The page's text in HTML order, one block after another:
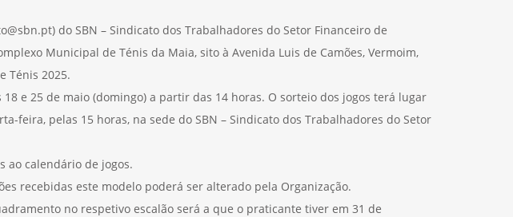
do SBN – Sindicato dos Trabalhadores do Setor Financeiro de
Municipal de Ténis da Maia, sito à Avenida Luis de Camões, Vermoim,
Ténis 2025.
18 e 25 de maio (domingo) a partir das 14 horas. O sorteio dos jogos terá lugar
feira, pelas 15 horas, na sede do SBN – Sindicato dos Trabalhadores do Setor
ao calendário de jogos.
recebidas este modelo poderá ser alterado pela Organização.
no respetivo escalão será a que o praticante tiver em 31 de